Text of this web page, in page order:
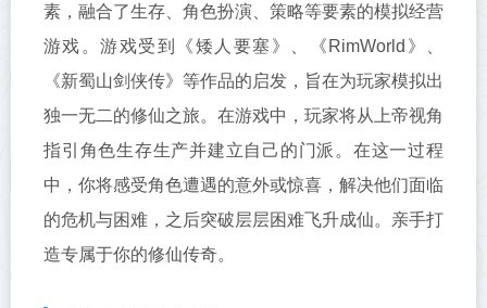
素，融合了生存、角色扮演、策略等要素的模拟经营
游戏。游戏受到《矮人要塞》、《RimWorld》、
《新蜀山剑侠传》等作品的启发，旨在为玩家模拟出
独一无二的修仙之旅。在游戏中，玩家将从上帝视角
指引角色生存生产并建立自己的门派。在这一过程
中，你将感受角色遭遇的意外或惊喜，解决他们面临
的危机与困难，之后突破层层困难飞升成仙。亲手打
造专属于你的修仙传奇。